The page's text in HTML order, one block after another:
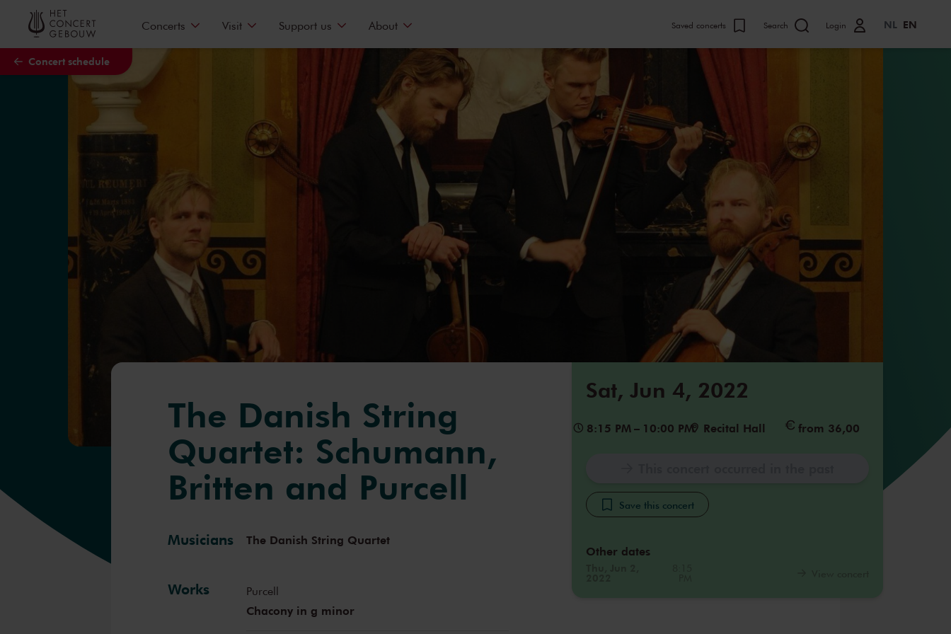
Skip to main content
Concert schedule
Concerts Visit Support us About Saved concerts Search Login NL EN
Sat, Jun 4, 2022
8:15 PM – 10:00 PM Recital Hall from 36,00
Save this concert
Other dates
The Danish String
Quartet: Schumann,
Britten and Purcell
Musicians The Danish String Quartet
Works Purcell
Chacony in g minor